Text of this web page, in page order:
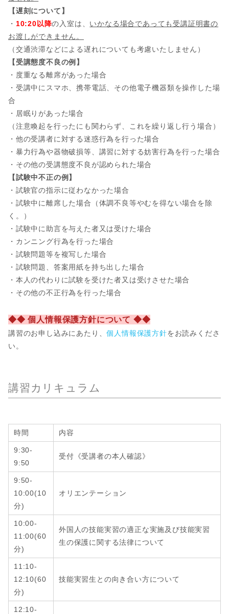
【遅刻について】
・ 10:20以降の入室は、 いかなる場合であっても受講証明書の
お渡しができません。
（交通渋滞などによる遅れについても考慮いたしません）
【受講態度不良の例】
・度重なる離席があった場合
・受講中にスマホ、携帯電話、その他電子機器類を操作した場
合
・居眠りがあった場合
（注意喚起を行ったにも関わらず、これを繰り返し行う場合）
・他の受講者に対する迷惑行為を行った場合
・暴力行為や器物破損等、講習に対する妨害行為を行った場合
・その他の受講態度不良が認められた場合
【試験中不正の例】
・試験官の指示に従わなかった場合
・試験中に離席した場合（体調不良等やむを得ない場合を除
く。）
・試験中に助言を与えた者又は受けた場合
・カンニング行為を行った場合
・試験問題等を複写した場合
・試験問題、答案用紙を持ち出した場合
・本人の代わりに試験を受けた者又は受けさせた場合
・その他の不正行為を行った場合
◆◆ 個人情報保護方針について ◆◆
講習のお申し込みにあたり、個人情報保護方針をお読みくださ
い。
講習カリキュラム
時間 内容
9:30-
9:50
受付《受講者の本人確認》
9:50-
10:00(10
分)
オリエンテーション
10:00-
11:00(60
分)
外国人の技能実習の適正な実施及び技能実習
生の保護に関する法律について
11:10-
12:10(60
分)
技能実習生との向き合い方について
12:10-